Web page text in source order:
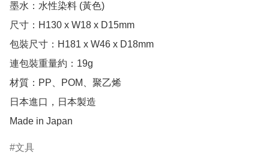
墨水：水性染料 (黃色)
尺寸：H130 x W18 x D15mm
包裝尺寸：H181 x W46 x D18mm
連包裝重量約：19g
材質：PP、POM、聚乙烯
日本進口，日本製造
Made in Japan
文具